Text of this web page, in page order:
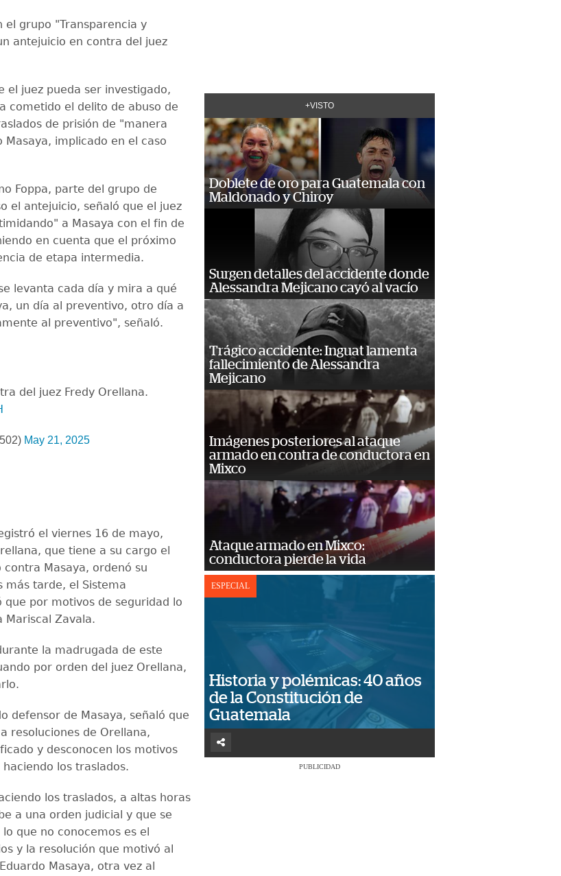
el grupo "Transparencia y
antejuicio en contra del juez
el juez pueda ser investigado,
cometido el delito de abuso de
de prisión de "manera
Masaya, implicado en el caso
Foppa, parte del grupo de
el antejuicio, señaló que el juez
a Masaya con el fin de
en cuenta que el próximo
de etapa intermedia.
levanta cada día y mira a qué
un día al preventivo, otro día a
al preventivo", señaló.
del juez Fredy Orellana.
May 21, 2025
el viernes 16 de mayo,
que tiene a su cargo el
contra Masaya, ordenó su
más tarde, el Sistema
que por motivos de seguridad lo
Mariscal Zavala.
la madrugada de este
por orden del juez Orellana,
defensor de Masaya, señaló que
resoluciones de Orellana,
y desconocen los motivos
los traslados.
los traslados, a altas horas
a una orden judicial y que se
que no conocemos es el
y la resolución que motivó al
Masaya, otra vez al
+VISTO
Doblete de oro para Guatemala con
Maldonado y Chiroy
Surgen detalles del accidente donde
Alessandra Mejicano cayó al vacío
Trágico accidente: Inguat lamenta
fallecimiento de Alessandra
Mejicano
Imágenes posteriores al ataque
armado en contra de conductora en
Mixco
Ataque armado en Mixco:
conductora pierde la vida
ESPECIAL
Historia y polémicas: 40 años
de la Constitución de
Guatemala
PUBLICIDAD